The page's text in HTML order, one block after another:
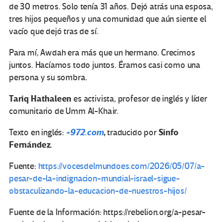
de 30 metros. Solo tenía 31 años. Dejó atrás una esposa,
tres hijos pequeños y una comunidad que aún siente el
vacío que dejó tras de sí.
Para mí, Awdah era más que un hermano. Crecimos
juntos. Hacíamos todo juntos. Éramos casi como una
persona y su sombra.
Tariq Hathaleenes activista, profesor de inglés y líder
comunitario de Umm Al-Khair.
Texto en inglés: +972.com,traducido porSinfo
Fernández.
Fuente: https://vocesdelmundoes.com/2026/05/07/a-
pesar-de-la-indignacion-mundial-israel-sigue-
obstaculizando-la-educacion-de-nuestros-hijos/
Fuente de la Información: https://rebelion.org/a-pesar-